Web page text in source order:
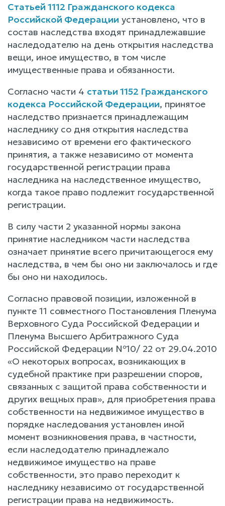
Статьей 1112 Гражданского кодекса
Российской Федерации установлено, что в
состав наследства входят принадлежавшие
наследодателю на день открытия наследства
вещи, иное имущество, в том числе
имущественные права и обязанности.
Согласно части 4 статьи 1152 Гражданского
кодекса Российской Федерации, принятое
наследство признается принадлежащим
наследнику со дня открытия наследства
независимо от времени его фактического
принятия, а также независимо от момента
государственной регистрации права
наследника на наследственное имущество,
когда такое право подлежит государственной
регистрации.
В силу части 2 указанной нормы закона
принятие наследником части наследства
означает принятие всего причитающегося ему
наследства, в чем бы оно ни заключалось и где
бы оно ни находилось.
Согласно правовой позиции, изложенной в
пункте 11 совместного Постановления Пленума
Верховного Суда Российской Федерации и
Пленума Высшего Арбитражного Суда
Российской Федерации №10/ 22 от 29.04.2010
«О некоторых вопросах, возникающих в
судебной практике при разрешении споров,
связанных с защитой права собственности и
других вещных прав», для приобретения права
собственности на недвижимое имущество в
порядке наследования установлен иной
момент возникновения права, в частности,
если наследодателю принадлежало
недвижимое имущество на праве
собственности, это право переходит к
наследнику независимо от государственной
регистрации права на недвижимость.